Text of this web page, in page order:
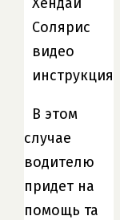
В этом
случае
водителю
придет на
помощь та